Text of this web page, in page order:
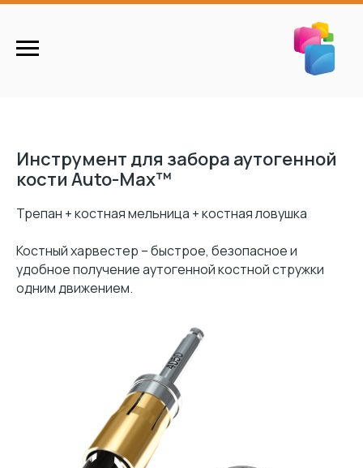
Инструмент для забора аутогенной
кости Auto-Max™
Трепан + костная мельница + костная ловушка
Костный харвестер – быстрое, безопасное и
удобное получение аутогенной костной стружки
одним движением.